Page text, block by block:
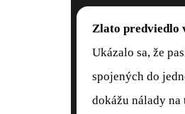
Zlato predviedlo
Ukázalo sa, že
spojených do
dokážu nálady